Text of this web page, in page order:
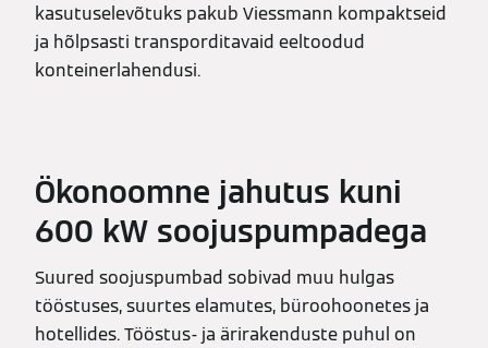
kasutuselevõtuks pakub Viessmann kompaktseid
ja hõlpsasti transporditavaid eeltoodud
konteinerlahendusi.
Ökonoomne jahutus kuni
600 kW soojuspumpadega
Suured soojuspumbad sobivad muu hulgas
tööstuses, suurtes elamutes, büroohoonetes ja
hotellides. Tööstus- ja ärirakenduste puhul on